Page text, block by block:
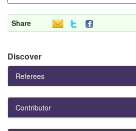
Share
Discover
Referees
Contributor